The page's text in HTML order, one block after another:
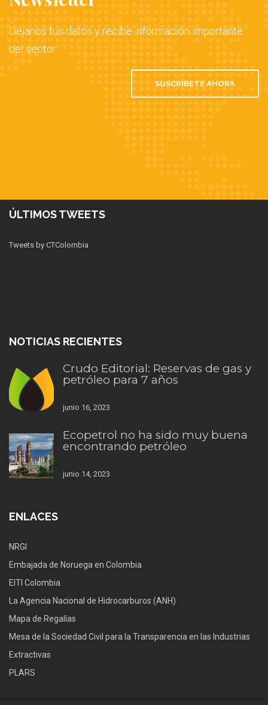
Déjanos tus datos y recibe información importante
del sector
SUSCRÍBETE AHORA
ÚLTIMOS TWEETS
Tweets by CTColombia
NOTICIAS RECIENTES
Crudo Editorial: Reservas de gas y
petróleo para 7 años
junio 16, 2023
Ecopetrol no ha sido muy buena
encontrando petróleo
junio 14, 2023
ENLACES
NRGI
Embajada de Noruega en Colombia
EITI Colombia
La Agencia Nacional de Hidrocarburos (ANH)
Mapa de Regalías
Mesa de la Sociedad Civil para la Transparencia en las Industrias
Extractivas
PLARS